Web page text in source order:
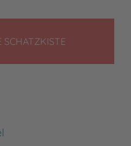
SCHATZKISTELEGEN